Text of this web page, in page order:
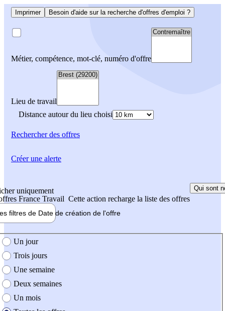
Imprimer Besoin d'aide sur la recherche d'offres d'emploi ?
Métier, compétence, mot-clé, numéro d'offre
Lieu de travail
Distance autour du lieu choisi
Rechercherdes offres
uniquement
France Travail Cette action recharge la liste des offres
Qui sont
filtres de Date de création de l'offre
création de l'offre
Un jour
Trois jours
Une semaine
Deux semaines
Un mois
Créer une alerte